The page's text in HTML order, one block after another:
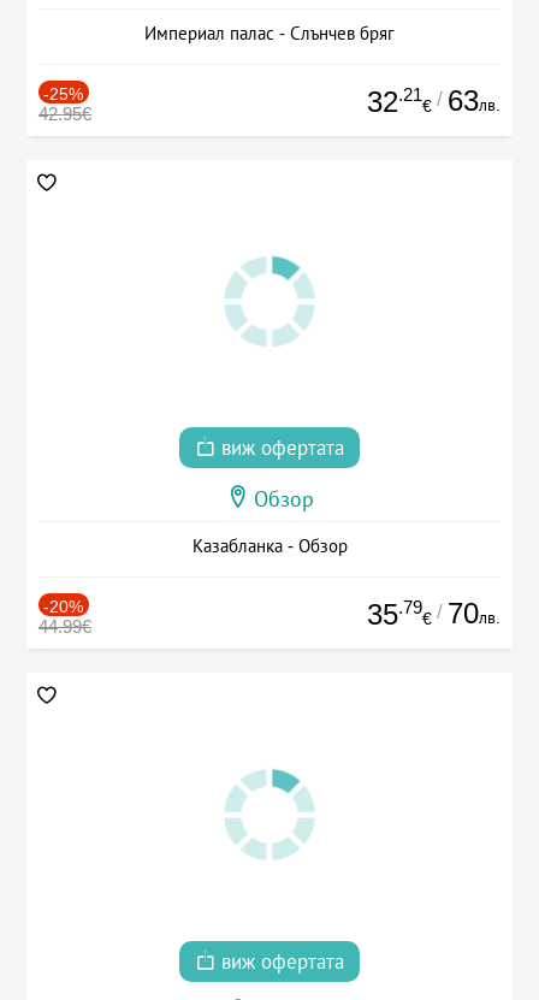
Империал палас - Слънчев бряг
-25%
42.95€ 32.21
€ / 63лв.
виж офертата
Обзор
Казабланка - Обзор
-20%
44.99€ 35.79
€ / 70лв.
виж офертата